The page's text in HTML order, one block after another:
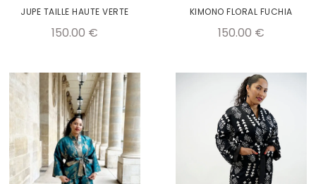
JUPE TAILLE HAUTE VERTE
150.00 €
KIMONO FLORAL FUCHIA
150.00 €